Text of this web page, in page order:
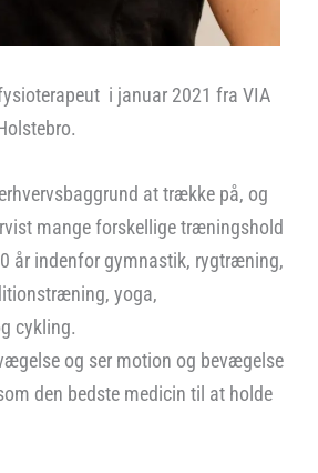
i januar 2021 fra VIA
at trække på, og
mange forskellige træningshold
år indenfor gymnastik, rygtræning,
yoga,
cykling.
og ser motion og bevægelse
den bedste medicin til at holde